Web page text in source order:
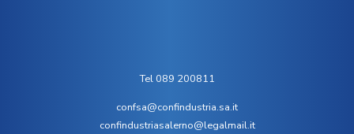
Tel 089 200811
confsa@confindustria.sa.it
confindustriasalerno@legalmail.it